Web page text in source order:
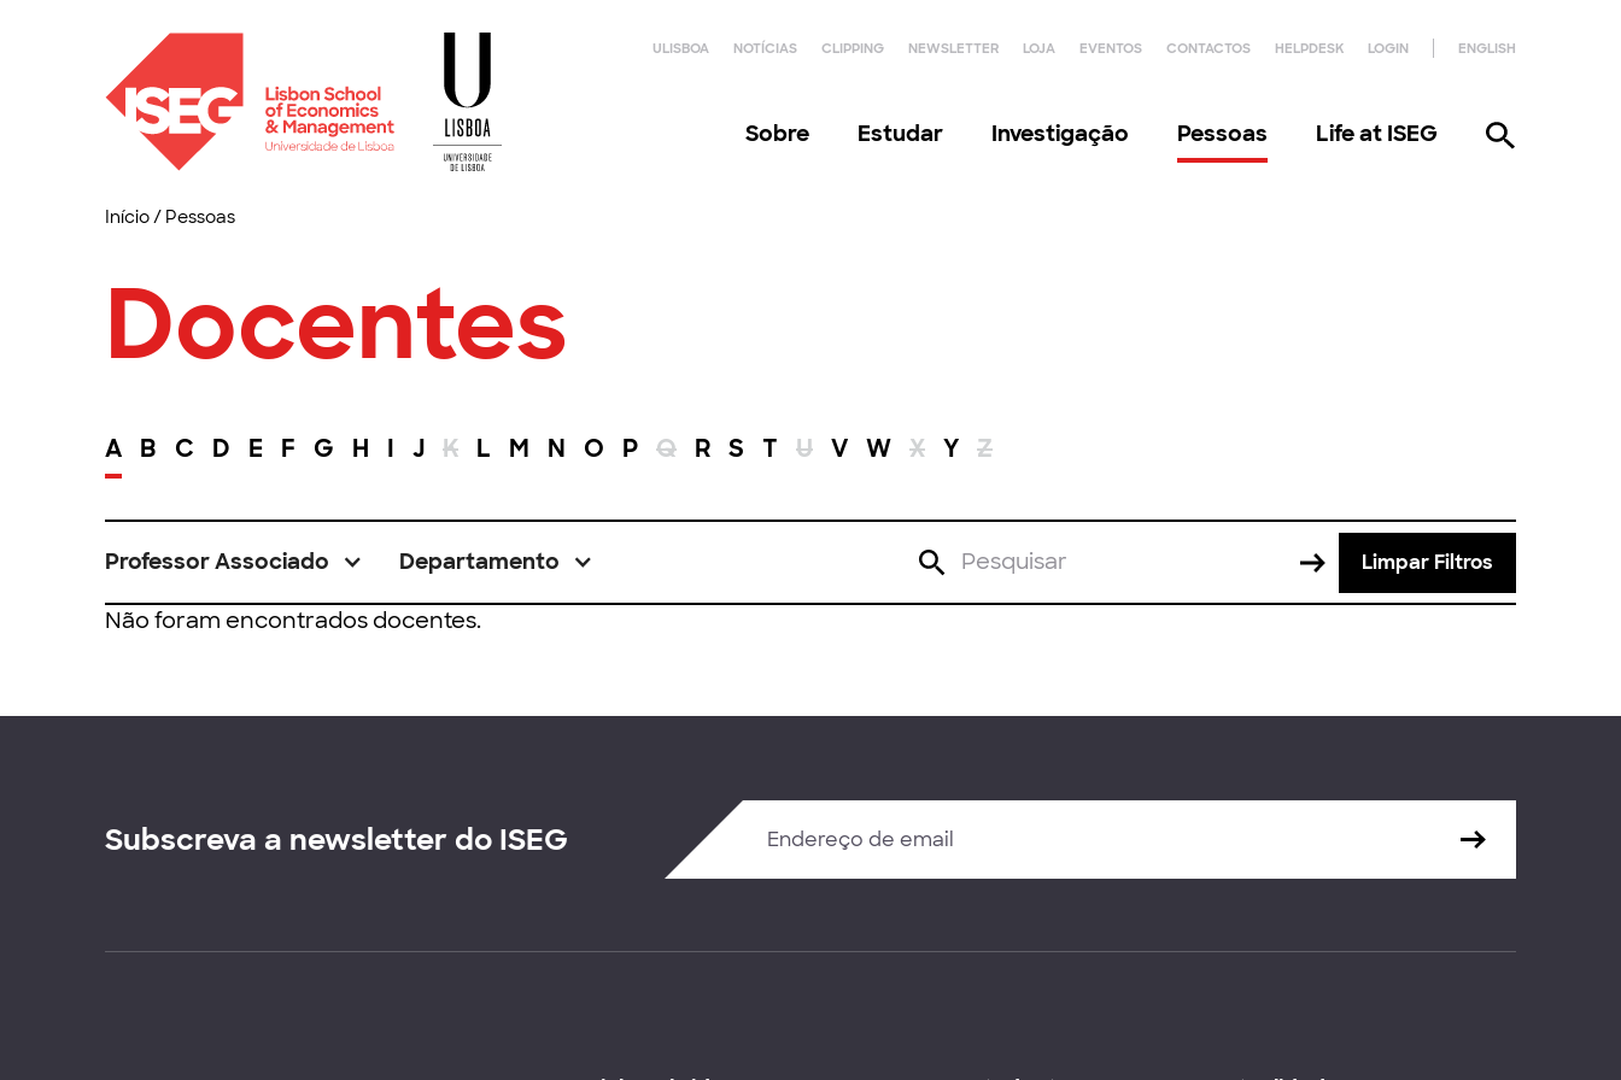
ULISBOA NOTÍCIAS CLIPPING NEWSLETTER LOJA EVENTOS CONTACTOS HELPDESK LOGIN ENGLISH
Sobre Estudar Investigação Pessoas Life at ISEG
Início/ Pessoas
Docentes
A B C D E F G H I J K L M N O P Q R S T U V W X Y Z
Professor Associado Departamento Limpar Filtros
Não foram encontrados docentes.
Subscreva a newsletter do ISEG